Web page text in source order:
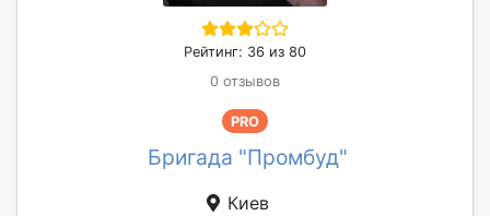
Рейтинг: 36 из 80
0 отзывов
PRO
Бригада "Промбуд"
Киев